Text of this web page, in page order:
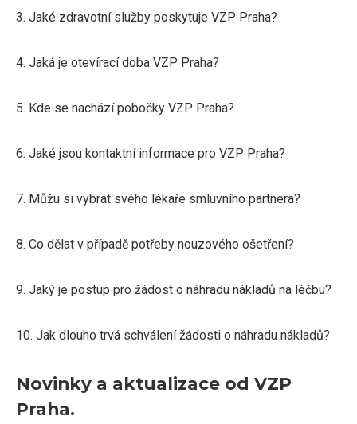
3. Jaké zdravotní služby poskytuje VZP Praha?
4. Jaká je otevírací doba VZP Praha?
5. Kde se nachází pobočky VZP Praha?
6. Jaké jsou kontaktní informace pro VZP Praha?
7. Můžu si vybrat svého lékaře smluvního partnera?
8. Co dělat v případě potřeby nouzového ošetření?
9. Jaký je postup pro žádost o náhradu nákladů na léčbu?
10. Jak dlouho trvá schválení žádosti o náhradu nákladů?
Novinky a aktualizace od VZP
Praha.